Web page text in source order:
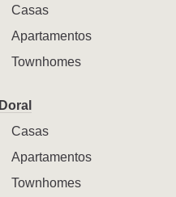
Casas
Apartamentos
Townhomes
Doral
Casas
Apartamentos
Townhomes